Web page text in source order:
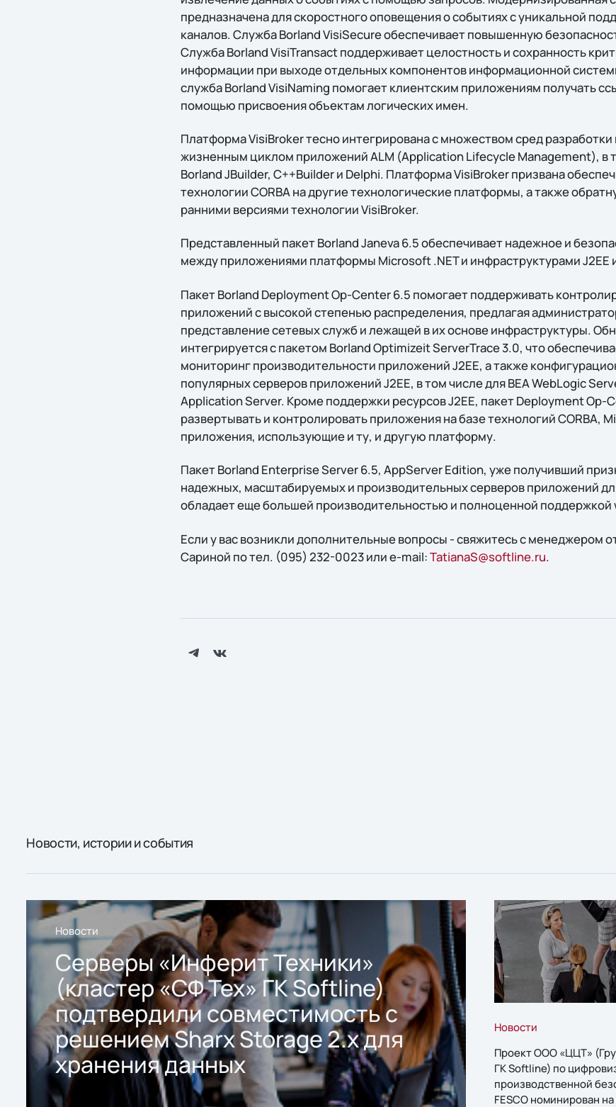
предназначена для скоростного оповещения о событиях с уникальной
каналов. Служба Borland VisiSecure обеспечивает повышенную
Служба Borland VisiTransact поддерживает целостность и сохранность
информации при выходе отдельных компонентов информационной
служба Borland VisiNaming помогает клиентским приложениям получать
помощью присвоения объектам логических имен.
Платформа VisiBroker тесно интегрирована с множеством сред
жизненным циклом приложений ALM (Application Lifecycle Management), в
Borland JBuilder, C++Builder и Delphi. Платформа VisiBroker призвана
технологии CORBA на другие технологические платформы, а также
ранними версиями технологии VisiBroker.
Представленный пакет Borland Janeva 6.5 обеспечивает надежное и
между приложениями платформы Microsoft .NET и инфраструктурами J2EE
Пакет Borland Deployment Op-Center 6.5 помогает поддерживать
приложений с высокой степенью распределения, предлагая
представление сетевых служб и лежащей в их основе инфраструктуры.
интегрируется с пакетом Borland Optimizeit ServerTrace 3.0, что
мониторинг производительности приложений J2EE, а также
популярных серверов приложений J2EE, в том числе для BEA WebLogic
Application Server. Кроме поддержки ресурсов J2EE, пакет Deployment Op-
развертывать и контролировать приложения на базе технологий CORBA,
приложения, использующие и ту, и другую платформу.
Пакет Borland Enterprise Server 6.5, AppServer Edition, уже получивший
надежных, масштабируемых и производительных серверов приложений
обладает еще большей производительностью и полноценной поддержкой
Если у вас возникли дополнительные вопросы - свяжитесь с менеджером
Сариной по тел. (095) 232-0023 или e-mail:TatianaS@softline.ru.
Новости, истории и события
Новости
Серверы «Инферит Техники»
(кластер «СФ Тех» ГК Softline)
подтвердили совместимость с
решением Sharx Storage 2.x для
хранения данных
Новости
Проект ООО «ЦЦТ»
ГК Softline) по
производственной
FESCO номинирован